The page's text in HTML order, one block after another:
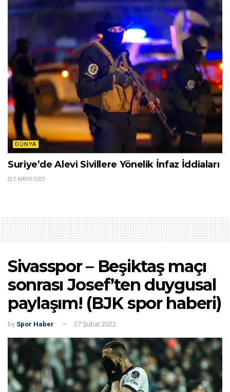
DÜNYA
Suriye’de Alevi Sivillere Yönelik İnfaz İddiaları
5 MAYIS 2025
Sivasspor – Beşiktaş maçı
sonrası Josef’ten duygusal
paylaşım! (BJK spor haberi)
by Spor Haber 27 Şubat 2022